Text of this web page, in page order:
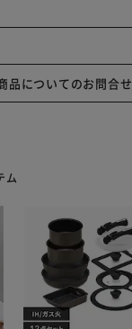
品についてのお問合せ
ム